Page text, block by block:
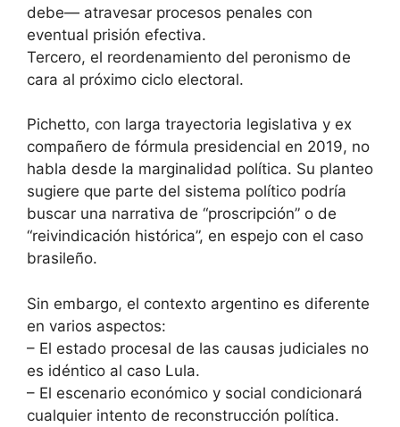
debe— atravesar procesos penales con
eventual prisión efectiva.
Tercero, el reordenamiento del peronismo de
cara al próximo ciclo electoral.
Pichetto, con larga trayectoria legislativa y ex
compañero de fórmula presidencial en 2019, no
habla desde la marginalidad política. Su planteo
sugiere que parte del sistema político podría
buscar una narrativa de “proscripción” o de
“reivindicación histórica”, en espejo con el caso
brasileño.
Sin embargo, el contexto argentino es diferente
en varios aspectos:
– El estado procesal de las causas judiciales no
es idéntico al caso Lula.
– El escenario económico y social condicionará
cualquier intento de reconstrucción política.